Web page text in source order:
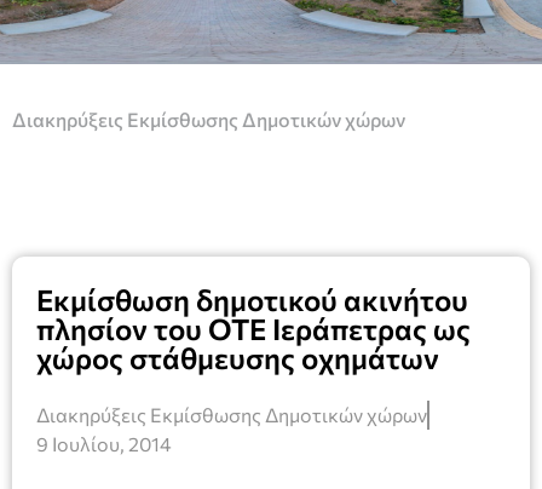
Διακηρύξεις Εκμίσθωσης Δημοτικών χώρων
Εκμίσθωση δημοτικού ακινήτου
πλησίον του ΟΤΕ Ιεράπετρας ως
χώρος στάθμευσης οχημάτων
Διακηρύξεις Εκμίσθωσης Δημοτικών χώρων
9 Ιουλίου, 2014